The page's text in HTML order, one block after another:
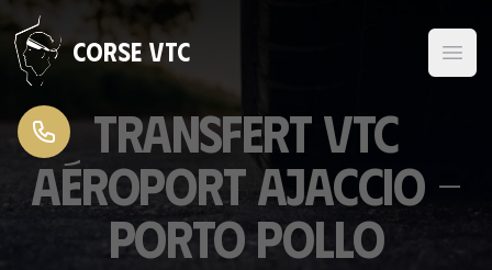
Aller au contenu
Corse VTC
Transfert VTC
Aéroport Ajaccio -
Porto Pollo